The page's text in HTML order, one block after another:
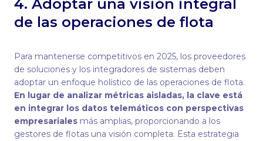
4. Adoptar una visión integral
de las operaciones de flota
Para mantenerse competitivos en 2025, los proveedores
de soluciones y los integradores de sistemas deben
adoptar un enfoque holístico de las operaciones de flota.
En lugar de analizar métricas aisladas, la clave está
en integrar los datos telemáticos con perspectivas
empresariales más amplias, proporcionando a los
gestores de flotas una visión completa. Esta estrategia